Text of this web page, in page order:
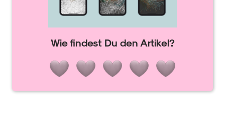
Wie findest Du den Artikel?